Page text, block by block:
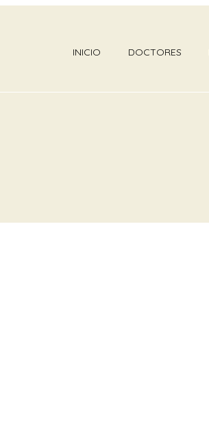
INICIO DOCTORES